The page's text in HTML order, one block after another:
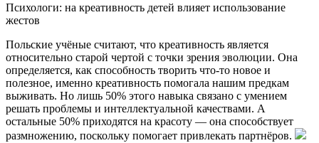
Психологи: на креативность детей влияет использование
жестов
Польские учёные считают, что креативность является
относительно старой чертой с точки зрения эволюции. Она
определяется, как способность творить что-то новое и
полезное, именно креативность помогала нашим предкам
выживать. Но лишь 50% этого навыка связано с умением
решать проблемы и интеллектуальной качествами. А
остальные 50% приходятся на красоту — она способствует
размножению, поскольку помогает привлекать партнёров.